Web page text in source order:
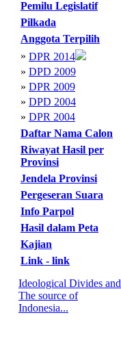
Pemilu Legislatif
Pilkada
Anggota Terpilih
» DPR 2014
» DPD 2009
» DPR 2009
» DPD 2004
» DPR 2004
Daftar Nama Calon
Riwayat Hasil per
Provinsi
Jendela Provinsi
Pergeseran Suara
Info Parpol
Hasil dalam Peta
Kajian
Link - link
Ideological Divides and
The source of
Indonesia...